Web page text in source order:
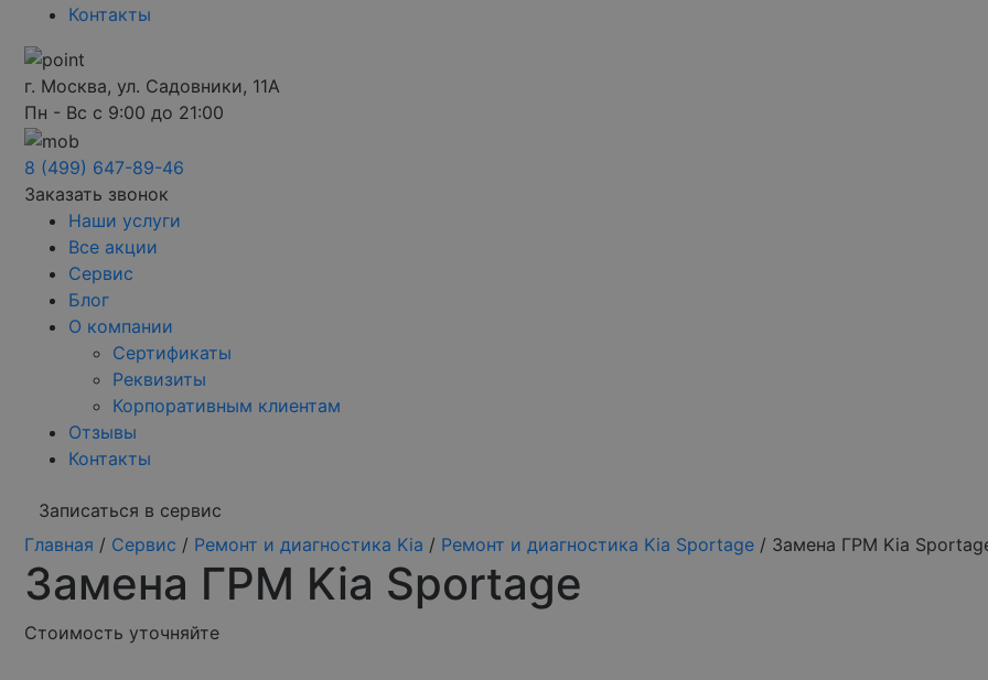
Контакты
г. Москва, ул. Садовники, 11А
Пн - Вс с 9:00 до 21:00
8 (499) 647-89-46
Заказать звонок
Наши услуги
Все акции
Сервис
Блог
О компании
Сертификаты
Реквизиты
Корпоративным клиентам
Отзывы
Контакты
Записаться в сервис
Главная / Сервис / Ремонт и диагностика Kia / Ремонт и диагностика Kia Sportage / Замена ГРМ Kia
Замена ГРМ Kia Sportage
Стоимость уточняйте